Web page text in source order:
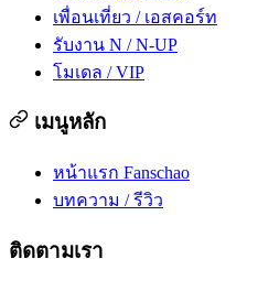
เพื่อนเที่ยว / เอสคอร์ท
รับงาน N / N-UP
โมเดล / VIP
เมนูหลัก
หน้าแรก Fanschao
บทความ / รีวิว
ติดตามเรา